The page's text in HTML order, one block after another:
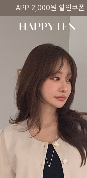
매주 리뷰어 최대 1만원 쿠폰